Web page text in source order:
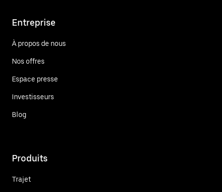
Entreprise
À propos de nous
Nos offres
Espace presse
Investisseurs
Blog
Produits
Trajet